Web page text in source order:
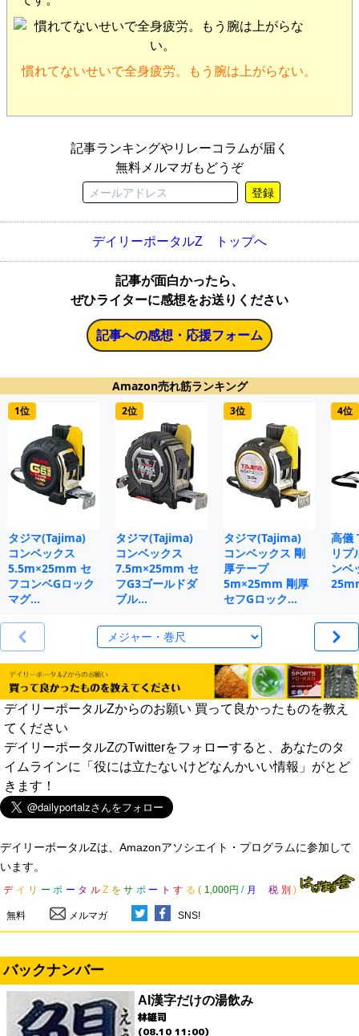
慣れてないせいで全身疲労。もう腕は上がらない。
記事ランキングやリレーコラムが届く
無料メルマガもどうぞ
登録
デイリーポータルZ トップへ
記事が面白かったら、
ぜひライターに感想をお送りください
記事への感想・応援フォーム
Amazon売れ筋ランキング
1位
タジマ(Tajima)
コンベックス
5.5m×25mm セ
フコンベGロック
マグ…
2位
タジマ(Tajima)
コンベックス
7.5m×25mm セ
フG3ゴールドダ
ブル…
3位
タジマ(Tajima)
コンベックス 剛
厚テープ
5m×25mm 剛厚
セフGロック…
4位
高儀
リプ
ンベ
デイリーポータルZからのお願い 買って良かったものを教え
てください
デイリーポータルZのTwitterをフォローすると、あなたのタ
イムラインに「役には立たないけどなんかいい情報」がとど
きます！
デイリーポータルZは、Amazonアソシエイト・プログラムに参加して
います。
デ イ リ ー ポ ー タ ル Z を サ ポ ー ト す る ( 1,000円 / 月 税 別 )
無料 メルマガ SNS!
バックナンバー
AI漢字だけの湯飲み
林雄司
(08.10 11:00)